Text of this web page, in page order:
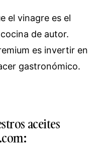
el vinagre es el
de autor.
es invertir en
gastronómico.
aceites